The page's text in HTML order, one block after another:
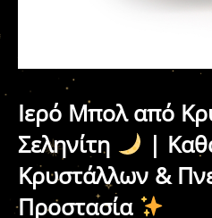
Ιερό Μπολ από
Σεληνίτη
|
Κρυστάλλων &
Προστασία